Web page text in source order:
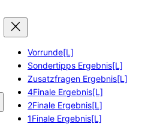
Vorrunde[L]
Sondertipps Ergebnis[L]
Zusatzfragen Ergebnis[L]
4Finale Ergebnis[L]
2Finale Ergebnis[L]
1Finale Ergebnis[L]